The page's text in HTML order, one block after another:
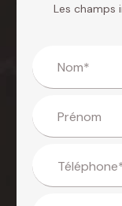
Les champs
Nom*
Prénom